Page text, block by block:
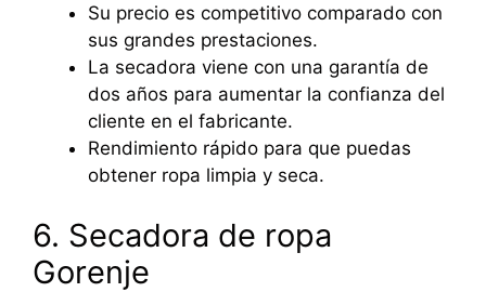
Su precio es competitivo comparado con
sus grandes prestaciones.
La secadora viene con una garantía de
dos años para aumentar la confianza del
cliente en el fabricante.
Rendimiento rápido para que puedas
obtener ropa limpia y seca.
6. Secadora de ropa
Gorenje